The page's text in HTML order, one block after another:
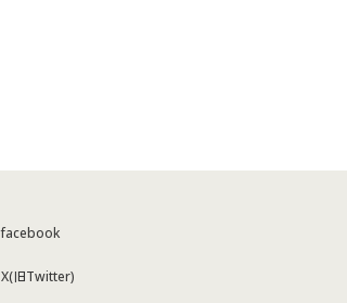
facebook
X(旧Twitter)